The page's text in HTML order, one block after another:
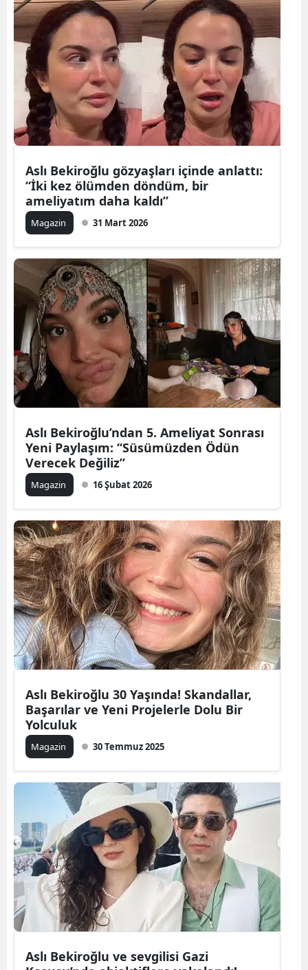
Aslı Bekiroğlu gözyaşları içinde anlattı:
“İki kez ölümden döndüm, bir
ameliyatım daha kaldı”
Magazin 31 Mart 2026
Aslı Bekiroğlu’ndan 5. Ameliyat Sonrası
Yeni Paylaşım: “Süsümüzden Ödün
Verecek Değiliz”
Magazin 16 Şubat 2026
Aslı Bekiroğlu 30 Yaşında! Skandallar,
Başarılar ve Yeni Projelerle Dolu Bir
Yolculuk
Magazin 30 Temmuz 2025
Aslı Bekiroğlu ve sevgilisi Gazi